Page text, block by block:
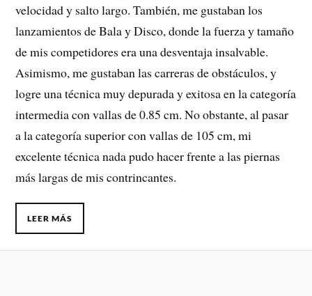
velocidad y salto largo. También, me gustaban los
lanzamientos de Bala y Disco, donde la fuerza y tamaño
de mis competidores era una desventaja insalvable.
Asimismo, me gustaban las carreras de obstáculos, y
logre una técnica muy depurada y exitosa en la categoría
intermedia con vallas de 0.85 cm. No obstante, al pasar
a la categoría superior con vallas de 105 cm, mi
excelente técnica nada pudo hacer frente a las piernas
más largas de mis contrincantes.
LEER MÁS